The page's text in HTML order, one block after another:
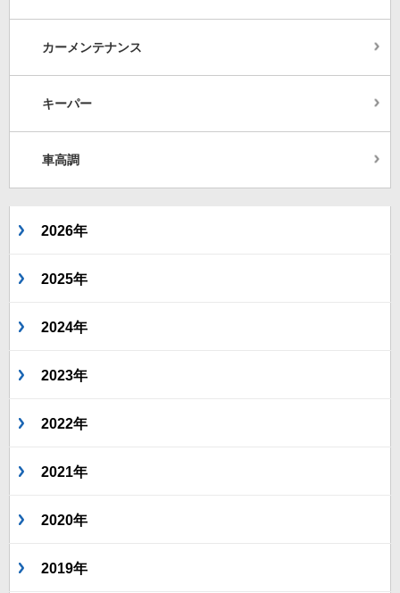
カーメンテナンス
キーパー
車高調
2026年
2025年
2024年
2023年
2022年
2021年
2020年
2019年